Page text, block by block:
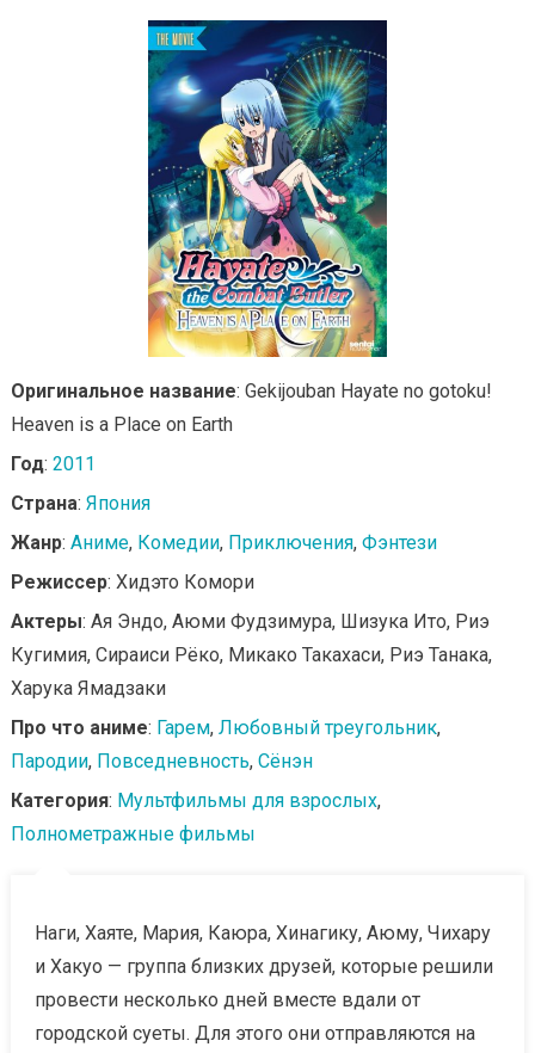
Оригинальное название: Gekijouban Hayate no gotoku!
Heaven is a Place on Earth
Год: 2011
Страна: Япония
Жанр: Аниме, Комедии, Приключения, Фэнтези
Режиссер: Хидэто Комори
Актеры: Ая Эндо, Аюми Фудзимура, Шизука Ито, Риэ
Кугимия, Сираиси Рёко, Микако Такахаси, Риэ Танака,
Харука Ямадзаки
Про что аниме: Гарем, Любовный треугольник,
Пародии, Повседневность, Сёнэн
Категория: Мультфильмы для взрослых,
Полнометражные фильмы
Наги, Хаяте, Мария, Каюра, Хинагику, Аюму, Чихару
и Хакуо — группа близких друзей, которые решили
провести несколько дней вместе вдали от
городской суеты. Для этого они отправляются на